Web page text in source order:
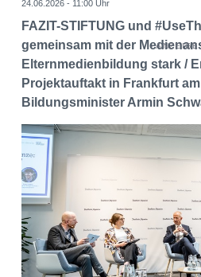
24.06.2026 - 11:00 Uhr
FAZIT-STIFTUNG und
gemeinsam mit der
Elternmedienbildung stark /
Projektauftakt in Frankfurt
Bildungsminister Armin